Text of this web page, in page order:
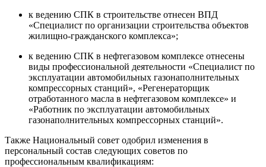
к ведению СПК в строительстве отнесен ВПД
«Специалист по организации строительства объектов
жилищно-гражданского комплекса»;
к ведению СПК в нефтегазовом комплексе отнесены
виды профессиональной деятельности «Специалист по
эксплуатации автомобильных газонаполнительных
компрессорных станций», «Регенераторщик
отработанного масла в нефтегазовом комплексе» и
«Работник по эксплуатации автомобильных
газонаполнительных компрессорных станций».
Также Национальный совет одобрил изменения в
персональный состав следующих советов по
профессиональным квалификациям: